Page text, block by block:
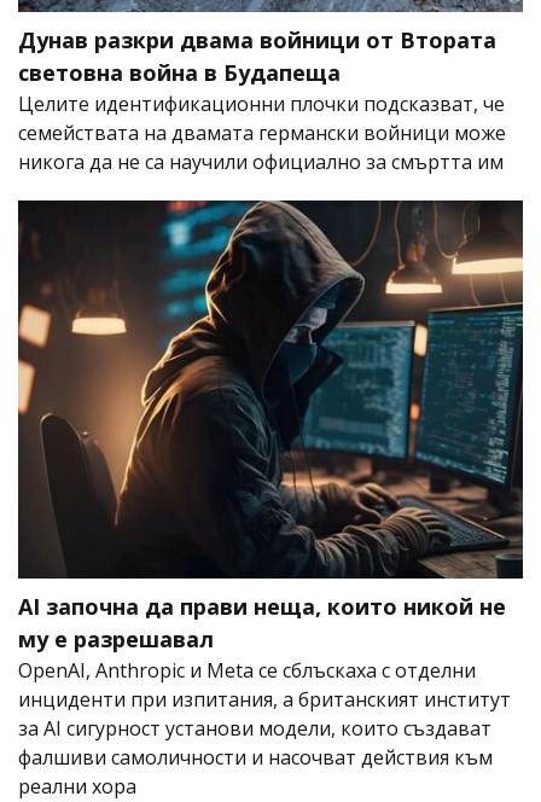
Дунав разкри двама войници от Втората
световна война в Будапеща
Целите идентификационни плочки подсказват, че
семействата на двамата германски войници може
никога да не са научили официално за смъртта им
AI започна да прави неща, които никой не
му е разрешавал
OpenAI, Anthropic и Meta се сблъскаха с отделни
инциденти при изпитания, а британският институт
за AI сигурност установи модели, които създават
фалшиви самоличности и насочват действия към
реални хора